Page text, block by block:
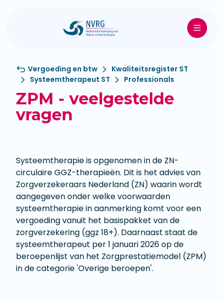
Vergoeding en btw
Kwaliteitsregister ST
Systeemtherapeut ST
Professionals
ZPM - veelgestelde
vragen
Systeemtherapie is opgenomen in de ZN-
circulaire GGZ-therapieën. Dit is het advies van
Zorgverzekeraars Nederland (ZN) waarin wordt
aangegeven onder welke voorwaarden
systeemtherapie in aanmerking komt voor een
vergoeding vanuit het basispakket van de
zorgverzekering (ggz 18+). Daarnaast staat de
systeemtherapeut per 1 januari 2026 op de
beroepenlijst van het Zorgprestatiemodel (ZPM)
in de categorie 'Overige beroepen'.